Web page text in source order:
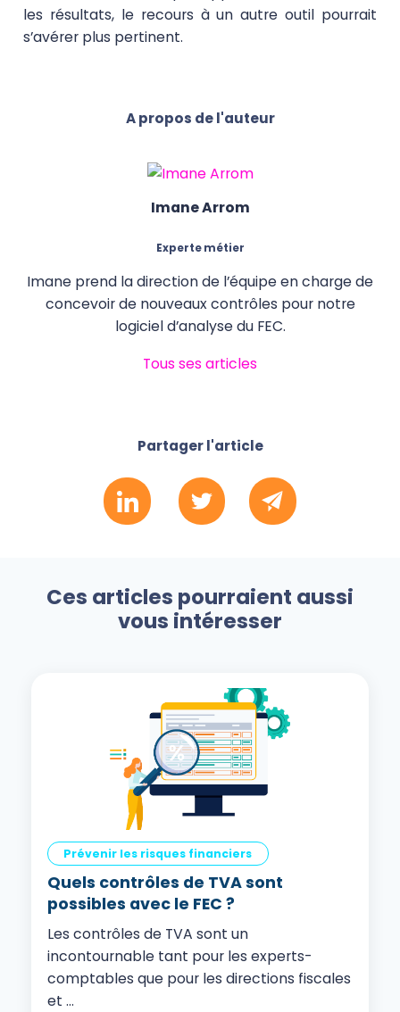
les résultats, le recours à un autre outil pourrait
s’avérer plus pertinent.
A propos de l'auteur
Imane Arrom
Experte métier
Imane prend la direction de l’équipe en charge de
concevoir de nouveaux contrôles pour notre
logiciel d’analyse du FEC.
Tous ses articles
Partager l'article
Ces articles pourraient aussi
vous intéresser
Prévenir les risques financiers
Quels contrôles de TVA sont
possibles avec le FEC ?
Les contrôles de TVA sont un
incontournable tant pour les experts-
comptables que pour les directions fiscales
et ...